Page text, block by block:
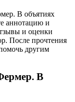
В объятиях
аннотацию и
и оценки
После прочтения
другим
В